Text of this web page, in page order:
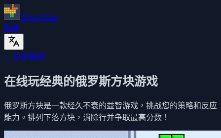
Block Blast
遊戲
← 返回遊戲
在线玩经典的俄罗斯方块游戏
俄罗斯方块是一款经久不衰的益智游戏，挑战您的策略和反应
能力。排列下落方块，消除行并争取最高分数！